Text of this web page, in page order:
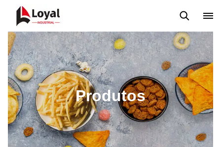
Máquina extrusora de salgadinhos Linha de Produção Kurkure
Produtos